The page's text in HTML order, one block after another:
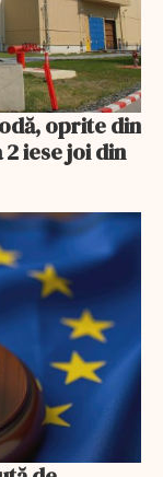
oprite din
iese joi din